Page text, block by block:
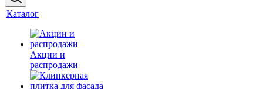
Каталог
Акции и
распродажи